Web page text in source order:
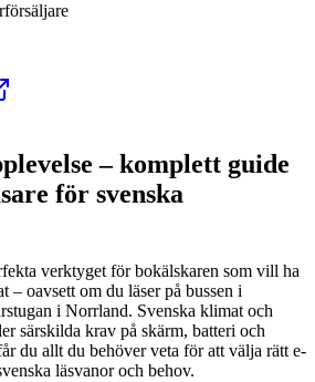
– komplett guide
för svenska
verktyget för bokälskaren som vill ha
– oavsett om du läser på bussen i
i Norrland. Svenska klimat och
särskilda krav på skärm, batteri och
du allt du behöver veta för att välja rätt e-
läsvanor och behov.